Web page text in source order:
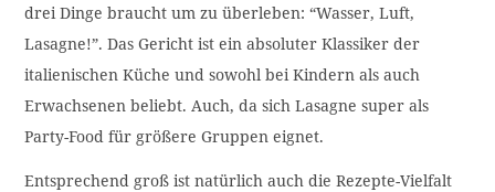
drei Dinge braucht um zu überleben: “Wasser, Luft,
Lasagne!”. Das Gericht ist ein absoluter Klassiker der
italienischen Küche und sowohl bei Kindern als auch
Erwachsenen beliebt. Auch, da sich Lasagne super als
Party-Food für größere Gruppen eignet.
Entsprechend groß ist natürlich auch die Rezepte-Vielfalt